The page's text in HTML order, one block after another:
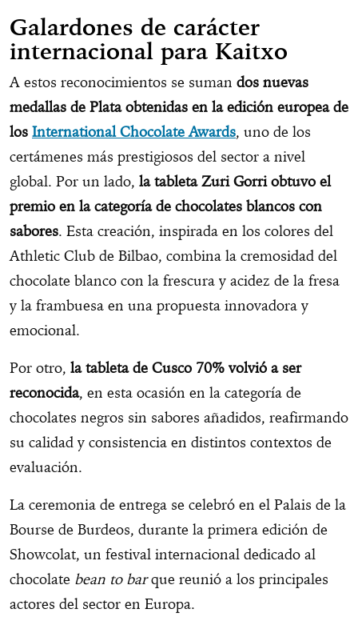
Galardones de carácter
internacional para Kaitxo
A estos reconocimientos se suman dos nuevas
medallas de Plata obtenidas en la edición europea de
los International Chocolate Awards, uno de los
certámenes más prestigiosos del sector a nivel
global. Por un lado, la tableta Zuri Gorri obtuvo el
premio en la categoría de chocolates blancos con
sabores. Esta creación, inspirada en los colores del
Athletic Club de Bilbao, combina la cremosidad del
chocolate blanco con la frescura y acidez de la fresa
y la frambuesa en una propuesta innovadora y
emocional.
Por otro, la tableta de Cusco 70% volvió a ser
reconocida, en esta ocasión en la categoría de
chocolates negros sin sabores añadidos, reafirmando
su calidad y consistencia en distintos contextos de
evaluación.
La ceremonia de entrega se celebró en el Palais de la
Bourse de Burdeos, durante la primera edición de
Showcolat, un festival internacional dedicado al
chocolate bean to barque reunió a los principales
actores del sector en Europa.